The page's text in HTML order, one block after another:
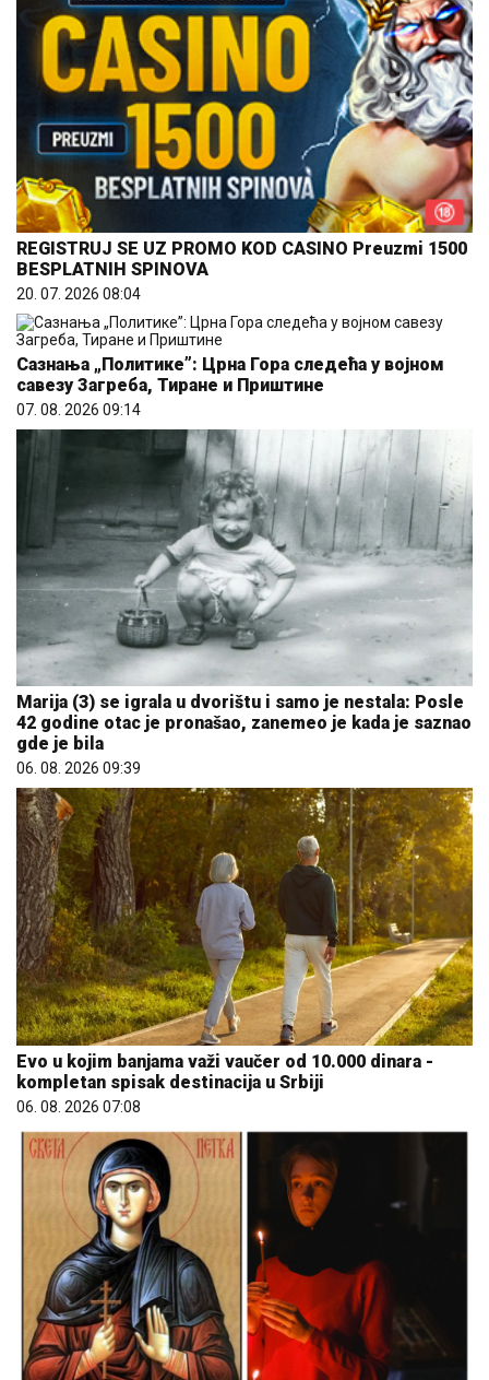
REGISTRUJ SE UZ PROMO KOD CASINO Preuzmi 1500
BESPLATNIH SPINOVA
20. 07. 2026 08:04
Сазнања „Политике”: Црна Гора следећа у војном
савезу Загреба, Тиране и Приштине
07. 08. 2026 09:14
Marija (3) se igrala u dvorištu i samo je nestala: Posle
42 godine otac je pronašao, zanemeo je kada je saznao
gde je bila
06. 08. 2026 09:39
Evo u kojim banjama važi vaučer od 10.000 dinara -
kompletan spisak destinacija u Srbiji
06. 08. 2026 07:08